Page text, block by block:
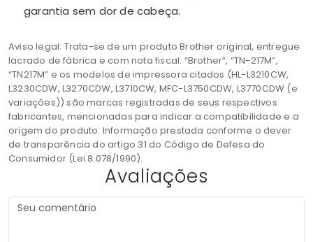
garantia sem dor de cabeça.
Aviso legal: Trata-se de um produto Brother original, entregue
lacrado de fábrica e com nota fiscal. “Brother”, “TN-217M”,
“TN217M” e os modelos de impressora citados (HL-L3210CW,
L3230CDW, L3270CDW, L3710CW, MFC-L3750CDW, L3770CDW (e
variações)) são marcas registradas de seus respectivos
fabricantes, mencionadas para indicar a compatibilidade e a
origem do produto. Informação prestada conforme o dever
de transparência do artigo 31 do Código de Defesa do
Consumidor (Lei 8.078/1990).
Avaliações